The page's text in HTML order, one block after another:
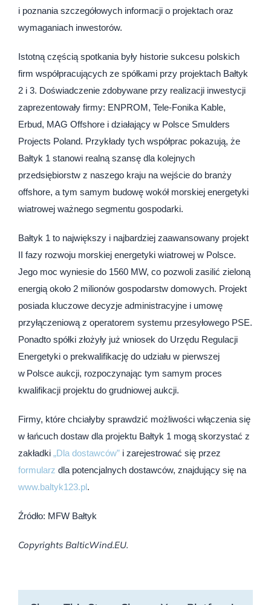
i poznania szczegółowych informacji o projektach oraz
wymaganiach inwestorów.
Istotną częścią spotkania były historie sukcesu polskich
firm współpracujących ze spółkami przy projektach Bałtyk
2 i 3. Doświadczenie zdobywane przy realizacji inwestycji
zaprezentowały firmy: ENPROM, Tele-Fonika Kable,
Erbud, MAG Offshore i działający w Polsce Smulders
Projects Poland. Przykłady tych współprac pokazują, że
Bałtyk 1 stanowi realną szansę dla kolejnych
przedsiębiorstw z naszego kraju na wejście do branży
offshore, a tym samym budowę wokół morskiej energetyki
wiatrowej ważnego segmentu gospodarki.
Bałtyk 1 to największy i najbardziej zaawansowany projekt
II fazy rozwoju morskiej energetyki wiatrowej w Polsce.
Jego moc wyniesie do 1560 MW, co pozwoli zasilić zieloną
energią około 2 milionów gospodarstw domowych. Projekt
posiada kluczowe decyzje administracyjne i umowę
przyłączeniową z operatorem systemu przesyłowego PSE.
Ponadto spółki złożyły już wniosek do Urzędu Regulacji
Energetyki o prekwalifikację do udziału w pierwszej
w Polsce aukcji, rozpoczynając tym samym proces
kwalifikacji projektu do grudniowej aukcji.
Firmy, które chciałyby sprawdzić możliwości włączenia się
w łańcuch dostaw dla projektu Bałtyk 1 mogą skorzystać z
zakładki „Dla dostawców” i zarejestrować się przez
formularz dla potencjalnych dostawców, znajdujący się na
www.baltyk123.pl.
Źródło: MFW Bałtyk
Copyrights BalticWind.EU.